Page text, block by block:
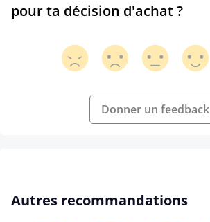
pour ta décision d'achat ?
Donner un feedback
Ignorer la galerie de produits
Autres recommandations